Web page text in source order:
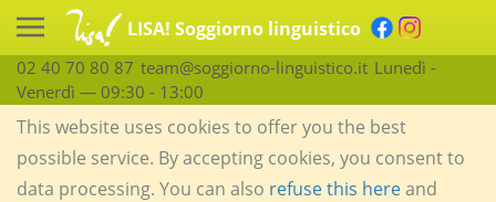
LISA! Soggiorno linguistico
02 40 70 80 87 team@soggiorno-linguistico.it Lunedì -
Venerdì — 09:30 - 13:00
This website uses cookies to offer you the best
possible service. By accepting cookies, you consent to
data processing. You can also refuse this hereand